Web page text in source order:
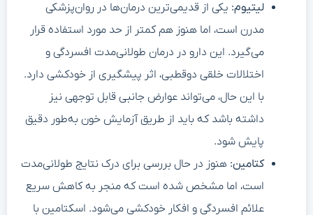
لیتیوم: یکی از قدیمی‌ترین درمان‌ها در روان‌پزشکی
مدرن است، اما هنوز هم کمتر از حد مورد استفاده قرار
می‌گیرد. این دارو در درمان طولانی‌مدت افسردگی و
اختلالات خلقی دوقطبی، اثر پیشگیری از خودکشی دارد.
با این حال، می‌تواند عوارض جانبی قابل توجهی نیز
داشته باشد که باید از طریق آزمایش خون به‌طور دقیق
پایش شود.
کتامین: هنوز در حال بررسی برای درک نتایج طولانی‌مدت
است، اما مشخص شده است که منجر به کاهش سریع
علائم افسردگی و افکار خودکشی می‌شود. اسکتامین با